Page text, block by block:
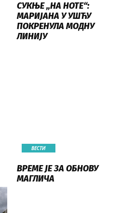
СУКЊЕ „НА НОТЕ“:
МАРИЈАНА У УШЋУ
ПОКРЕНУЛА МОДНУ
ЛИНИЈУ
ВЕСТИ
ВРЕМЕ ЈЕ ЗА ОБНОВУ
МАГЛИЧА